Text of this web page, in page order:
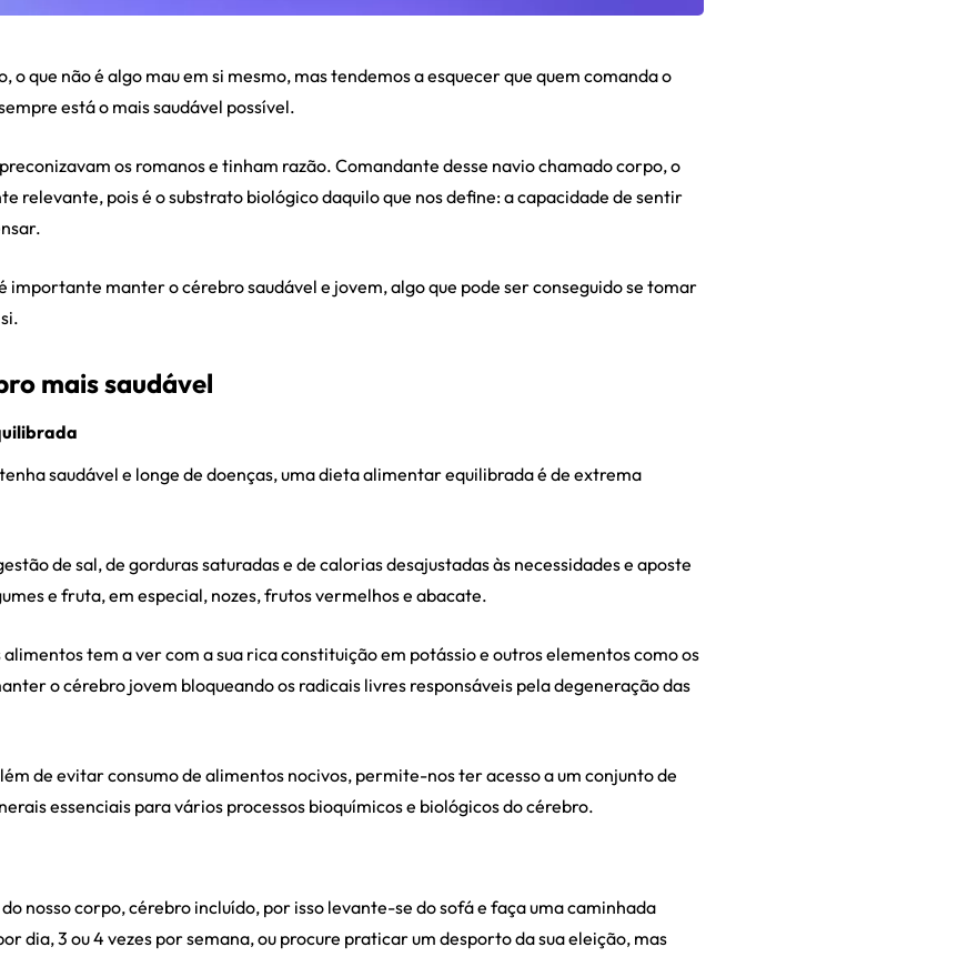
que não é algo mau em si mesmo, mas tendemos a esquecer que quem comanda o
está o mais saudável possível.
os romanos e tinham razão. Comandante desse navio chamado corpo, o
relevante, pois é o substrato biológico daquilo que nos define: a capacidade de sentir
importante manter o cérebro saudável e jovem, algo que pode ser conseguido se tomar
mais saudável
saudável e longe de doenças, uma dieta alimentar equilibrada é de extrema
de sal, de gorduras saturadas e de calorias desajustadas às necessidades e aposte
e fruta, em especial, nozes, frutos vermelhos e abacate.
tem a ver com a sua rica constituição em potássio e outros elementos como os
o cérebro jovem bloqueando os radicais livres responsáveis pela degeneração das
de evitar consumo de alimentos nocivos, permite-nos ter acesso a um conjunto de
essenciais para vários processos bioquímicos e biológicos do cérebro.
nosso corpo, cérebro incluído, por isso levante-se do sofá e faça uma caminhada
dia, 3 ou 4 vezes por semana, ou procure praticar um desporto da sua eleição, mas